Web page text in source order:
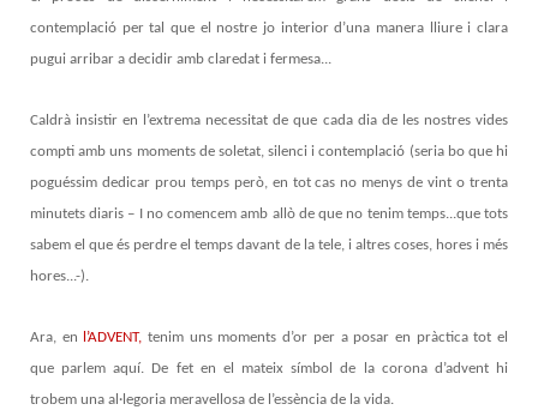
contemplació per tal que el nostre jo interior d’una manera lliure i clara
pugui arribar a decidir amb claredat i fermesa...
Caldrà insistir en l’extrema necessitat de que cada dia de les nostres vides
compti amb uns moments de soletat, silenci i contemplació (seria bo que hi
poguéssim dedicar prou temps però, en tot cas no menys de vint o trenta
minutets diaris – I no comencem amb allò de que no tenim temps...que tots
sabem el que és perdre el temps davant de la tele, i altres coses, hores i més
hores...-).
Ara, en l’ADVENT, tenim uns moments d’or per a posar en pràctica tot el
que parlem aquí. De fet en el mateix símbol de la corona d’advent hi
trobem una al·legoria meravellosa de l’essència de la vida.